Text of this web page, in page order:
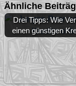
Ähnliche
Drei Tipps: Wie
einen günstigen